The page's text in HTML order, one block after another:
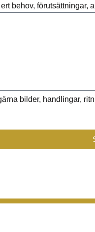
behov, förutsättningar,
bilder, handlingar,